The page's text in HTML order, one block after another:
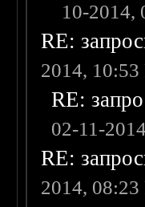
10-2014,
RE:
2014, 10:53
RE:
02-11-
RE:
2014, 08:23